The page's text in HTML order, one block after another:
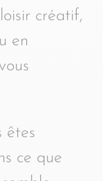
créatif,
en
êtes
ce que